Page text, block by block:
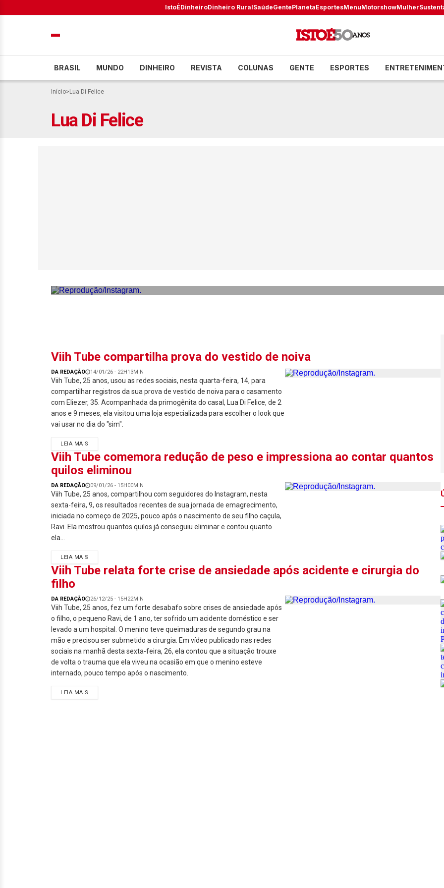
IstoÉDinheiroDinheiro RuralSaúdeGentePlanetaEsportesMenuMotorshowMulher
BRASIL MUNDO DINHEIRO REVISTA COLUNAS GENTE ESPORTES
Início> Lua Di Felice
Lua Di Felice
Viih Tube compartilha prova do vestido de noiva
DA REDAÇÃO 14/01/26 - 22H13MIN
Viih Tube, 25 anos, usou as redes sociais, nesta quarta-feira, 14, para
compartilhar registros da sua prova de vestido de noiva para o casamento
com Eliezer, 35. Acompanhada da primogênita do casal, Lua Di Felice, de 2
anos e 9 meses, ela visitou uma loja especializada para escolher o look que
vai usar no dia do "sim".
LEIA MAIS
Viih Tube comemora redução de peso e impressiona ao contar quantos
quilos eliminou
DA REDAÇÃO 09/01/26 - 15H00MIN
Viih Tube, 25 anos, compartilhou com seguidores do Instagram, nesta
sexta-feira, 9, os resultados recentes de sua jornada de emagrecimento,
iniciada no começo de 2025, pouco após o nascimento de seu filho caçula,
Ravi. Ela mostrou quantos quilos já conseguiu eliminar e contou quanto
ela...
LEIA MAIS
Viih Tube relata forte crise de ansiedade após acidente e cirurgia do
filho
DA REDAÇÃO 26/12/25 - 15H22MIN
Viih Tube, 25 anos, fez um forte desabafo sobre crises de ansiedade após
o filho, o pequeno Ravi, de 1 ano, ter sofrido um acidente doméstico e ser
levado a um hospital. O menino teve queimaduras de segundo grau na
mão e precisou ser submetido a cirurgia. Em vídeo publicado nas redes
sociais na manhã desta sexta-feira, 26, ela contou que a situação trouxe
de volta o trauma que ela viveu na ocasião em que o menino esteve
internado, pouco tempo após o nascimento.
LEIA MAIS